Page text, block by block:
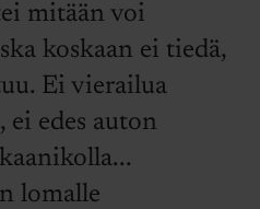
mitään voi
koskaan ei tiedä,
Ei vierailua
ei edes auton
lomalle